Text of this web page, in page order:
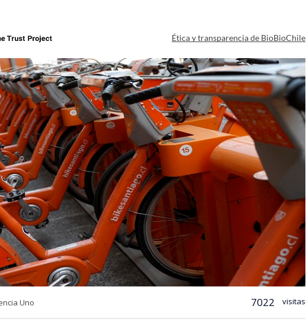
Ética y transparencia de BioBioChile
Uno 7022 visitas